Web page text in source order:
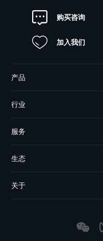
购买咨询
加入我们
产品
行业
服务
生态
关于